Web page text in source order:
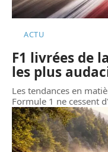
ACTU
F1 livrées de
les plus
Les tendances en
Formule 1 ne cessent